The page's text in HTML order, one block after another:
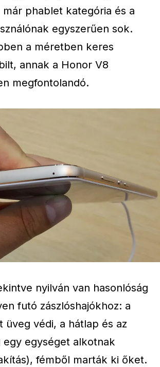
phablet kategória és a
egyszerűen sok.
a méretben keres
annak a Honor V8
megfontolandó.
nyilván van hasonlóság
futó zászlóshajókhoz: a
üveg védi, a hátlap és az
egy egységet alkotnak
fémből marták ki őket.